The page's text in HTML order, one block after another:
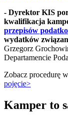
- Dyrektor KIS
kwalifikacja
przepisów
wydatków
Grzegorz
Departamencie
Zobacz procedurę
pojęcie>
Kamper to